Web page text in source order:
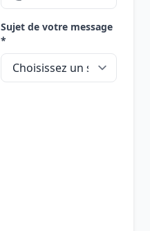
Sujet de votre message
*